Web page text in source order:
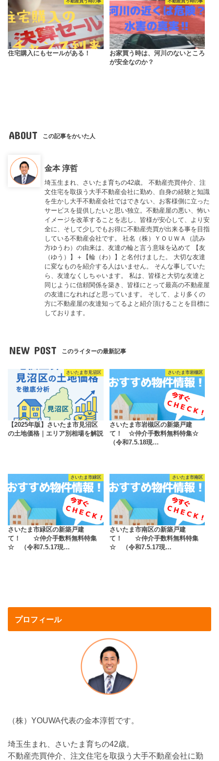
住宅購入にもセールがある！
お家買う時は、河川のないところ
が安全なのか？
ABOUT この記事をかいた人
金本 淳哲
埼玉生まれ、さいたま育ちの42歳。 不動産売買仲介、注
文住宅を取扱う大手不動産会社に勤め、自身の経験と知識
を生かし大手不動産会社ではできない、お客様側に立った
サービスを提供したいと思い独立。不動産屋の悪い、怖い
イメージを改革することを志し、皆様が安心して、より安
全に、そして少しでもお得に不動産売買が出来る事を目指
している不動産会社です。 社名（株）ＹＯＵＷＡ（読み
方ゆうわ）の由来は、友達の輪と言う意味を込めて 【友
（ゆう）】＋【輪（わ）】と名付けました。 大切な友達
に変なものを紹介する人はいません。 そんな事していた
ら、友達なくしちゃいます。 私は、皆様と大切な友達と
同じように信頼関係を築き、皆様にとって最高の不動産屋
の友達になれればと思っています。 そして、より多くの
方に不動産屋の友達知ってるよと紹介頂けることを目標に
しております。
NEW POST このライターの最新記事
さいたま市見沼区
【2025年版】さいたま市見沼区
の土地価格｜エリア別相場を解説
さいたま市岩槻区
さいたま市岩槻区の新築戸建
て！ ☆仲介手数料無料特集☆
（令和7.5.18現…
さいたま市緑区
さいたま市緑区の新築戸建
て！ ☆仲介手数料無料特集
☆ （令和7.5.17現…
さいたま市南区
さいたま市南区の新築戸建
て！ ☆仲介手数料無料特集
☆ （令和7.5.17現…
プロフィール
（株）YOUWA代表の金本淳哲です。
埼玉生まれ、さいたま育ちの42歳。
不動産売買仲介、注文住宅を取扱う大手不動産会社に勤